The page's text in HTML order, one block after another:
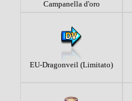
Campanella d'oro
EU-Dragonveil (Limitato)